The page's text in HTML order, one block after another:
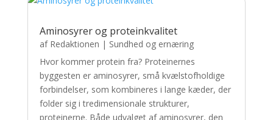
Aminosyrer og proteinkvalitet
af Redaktionen | Sundhed og ernæring
Hvor kommer protein fra? Proteinernes
byggesten er aminosyrer, små kvælstofholdige
forbindelser, som kombineres i lange kæder, der
folder sig i tredimensionale strukturer,
proteinerne. Både udvalget af aminosyrer, den